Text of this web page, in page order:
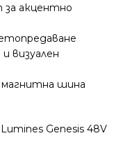
за акцентно
визуален
магнитна шина
Genesis 48V